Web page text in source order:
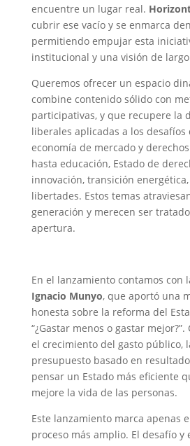
encuentre un lugar real.
cubrir ese vacío y se enmarca
permitiendo empujar esta
institucional y una visión de
Queremos ofrecer un espacio
combine contenido sólido con
participativas, y que recupere la
liberales aplicadas a los desafíos
economía de mercado y
hasta educación, Estado de
innovación, transición
libertades. Estos temas
generación y merecen ser
apertura.
En el lanzamiento contamos con
Ignacio Munyo, que aportó una
honesta sobre la reforma del
“¿Gastar menos o gastar
el crecimiento del gasto público,
presupuesto basado en
pensar un Estado más eficiente
mejore la vida de las personas.
Este lanzamiento marca apenas
proceso más amplio. El desafío